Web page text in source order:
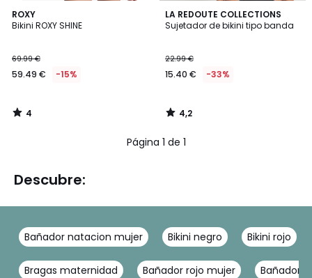
ROXY
Bikini ROXY SHINE
69.99 €
59.49 € -15%
4
/
4
/
LA REDOUTE COLLECTIONS
Sujetador de bikini tipo banda
22.99 €
15.40 € -33%
4,2
/ 5
4,2
/
Página 1 de 1
Descubre:
Bañador natacion mujer Bikini negro Bikini rojo
Bragas maternidad Bañador rojo mujer Bañador